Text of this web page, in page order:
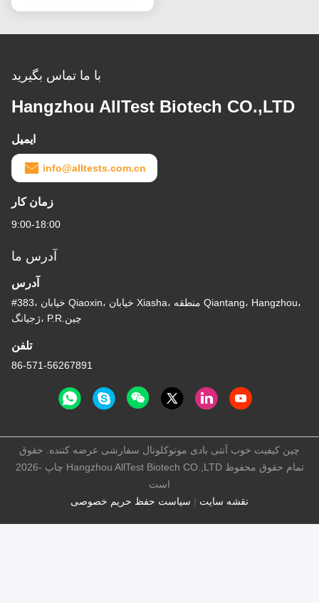
با ما تماس بگیرید
Hangzhou AllTest Biotech CO.,LTD
ایمیل
info@alltests.com.cn
زمان کار
9:00-18:00
آدرس ما
آدرس
#383، خیابان Qiaoxin، خیابان Xiasha، منطقه Qiantang، Hangzhou،
ژجیانگ، P.R.چین
تلفن
86-571-56267891
سیاست حفظ حریم خصوصی | نقشه سایت
چین کیفیت خوب آنتی بادی مونوکلونال سفارشی عرضه کننده. حقوق
چاپ -2026 Hangzhou AllTest Biotech CO.,LTD تمام حقوق محفوظ
است